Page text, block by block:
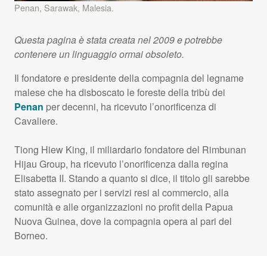
Penan, Sarawak, Malesia.
Questa pagina è stata creata nel 2009 e potrebbe
contenere un linguaggio ormai obsoleto.
Il fondatore e presidente della compagnia del legname
malese che ha disboscato le foreste della tribù dei
Penan per decenni, ha ricevuto l’onorificenza di
Cavaliere.
Tiong Hiew King, il miliardario fondatore del Rimbunan
Hijau Group, ha ricevuto l’onorificenza dalla regina
Elisabetta II. Stando a quanto si dice, il titolo gli sarebbe
stato assegnato per i servizi resi al commercio, alla
comunità e alle organizzazioni no profit della Papua
Nuova Guinea, dove la compagnia opera al pari del
Borneo.